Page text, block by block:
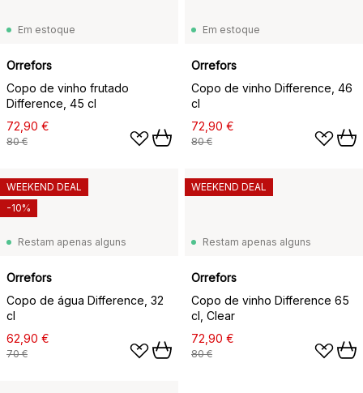
Em estoque
Orrefors
Copo de vinho frutado
Difference, 45 cl
72,90 €
80 €
Em estoque
Orrefors
Copo de vinho Difference, 46
cl
72,90 €
80 €
Restam apenas alguns
Orrefors
Copo de água Difference, 32
cl
62,90 €
70 €
WEEKEND DEAL
-10%
Restam apenas alguns
Orrefors
Copo de vinho Difference 65
cl, Clear
72,90 €
80 €
WEEKEND DEAL